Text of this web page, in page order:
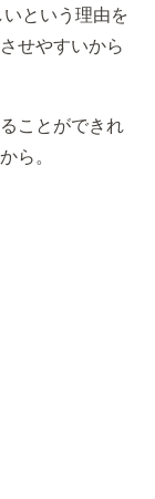
という理由を
せやすいから
ことができれ
ら。